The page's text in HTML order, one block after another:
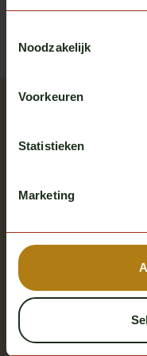
Noodzakelijk
Voorkeuren
Statistieken
Marketing
Omnius
Omnius slim taillight